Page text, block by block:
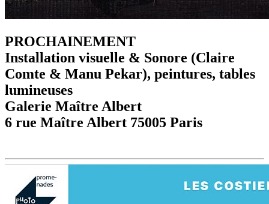
PROCHAINEMENT
Installation visuelle & Sonore (Claire
Comte & Manu Pekar), peintures, tables
lumineuses
Galerie Maître Albert
6 rue Maître Albert 75005 Paris